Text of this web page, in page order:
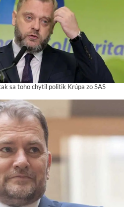
sa toho chytil politik Krúpa zo SAS